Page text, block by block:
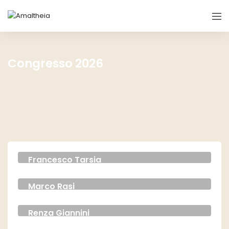
Congresso 2026
Francesco Tarsia
Marco Rasi
Renza Giannini